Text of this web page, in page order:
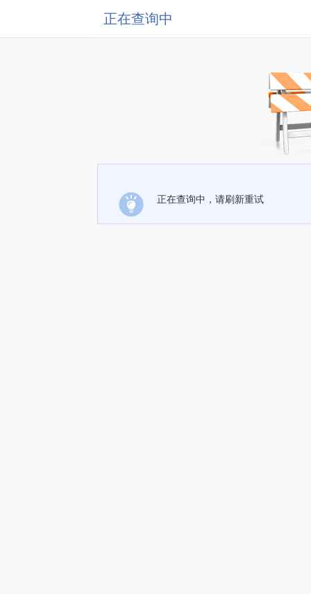
正在查询中
正在查询中，请刷新重试